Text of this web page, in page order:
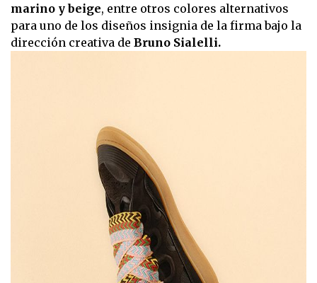
marino y beige, entre otros colores alternativos
para uno de los diseños insignia de la firma bajo la
dirección creativa de Bruno Sialelli.